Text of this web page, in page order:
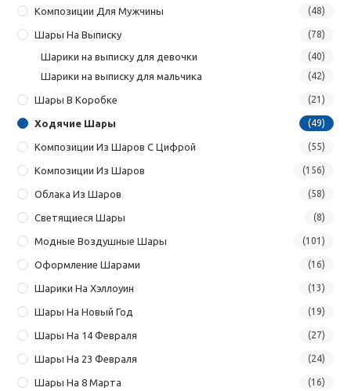
Композиции Для Мужчины (48)
Шары На Выписку (78)
Шарики на выписку для девочки (40)
Шарики на выписку для мальчика (42)
Шары В Коробке (21)
Ходячие Шары (49)
Композиции Из Шаров С Цифрой (55)
Композиции Из Шаров (156)
Облака Из Шаров (58)
Светящиеся Шары (8)
Модные Воздушные Шары (101)
Оформление Шарами (16)
Шарики На Хэллоуин (13)
Шары На Новый Год (19)
Шары На 14 Февраля (27)
Шары На 23 Февраля (24)
Шары На 8 Марта (16)